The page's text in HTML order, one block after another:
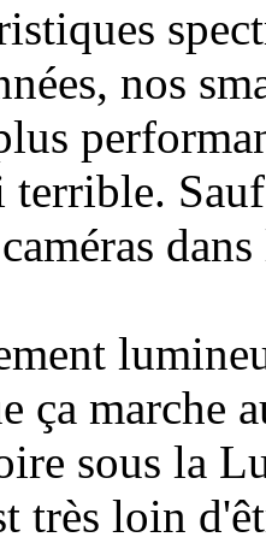
nos
terrible.
ça marche
sous la
très loin